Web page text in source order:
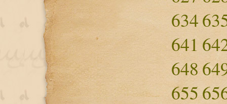
634
641
648
655